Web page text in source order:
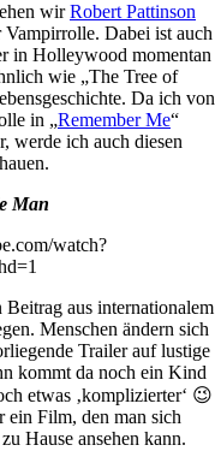
wirRobert Pattinson
Vampirrolle. Dabei ist auch
in Holleywood momentan
wie „The Tree of
Da ich von
in „Remember Me“
werde ich auch diesen
Man
watch?
aus internationalem
Menschen ändern sich
Trailer auf lustige
kommt da noch ein Kind
etwas ‚komplizierter‘ 😉
ein Film, den man sich
Hause ansehen kann.